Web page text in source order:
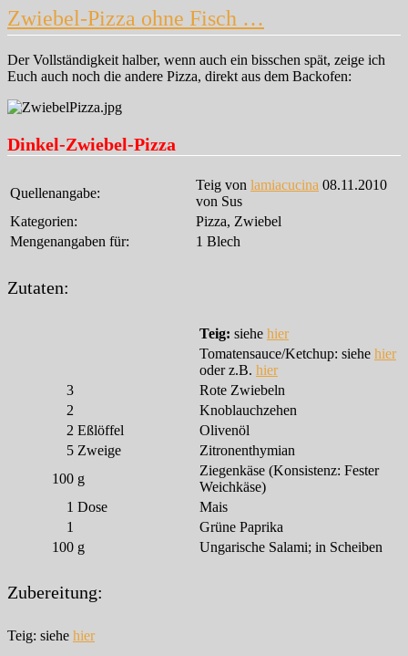
Zwiebel-Pizza ohne Fisch …
Der Vollständigkeit halber, wenn auch ein bisschen spät, zeige ich
Euch auch noch die andere Pizza, direkt aus dem Backofen:
Dinkel-Zwiebel-Pizza
Quellenangabe:
Teig von lamiacucina 08.11.2010
von Sus
Kategorien:
Pizza, Zwiebel
Mengenangaben für:
1 Blech
Zutaten:
Teig: siehe hier
Tomatensauce/Ketchup: siehe hier
oder z.B. hier
3
Rote Zwiebeln
2
Knoblauchzehen
2 Eßlöffel
Olivenöl
5 Zweige
Zitronenthymian
100 g
Ziegenkäse (Konsistenz: Fester
Weichkäse)
1 Dose
Mais
1
Grüne Paprika
100 g Ungarische Salami; in Scheiben
Zubereitung:
Teig: siehe hier